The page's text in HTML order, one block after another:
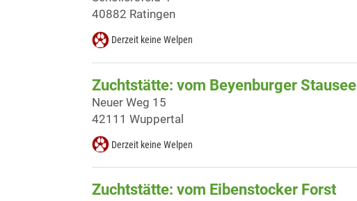
40882 Ratingen
Derzeit keine Welpen
Zuchtstätte: vom Beyenburger Stausee
Neuer Weg 15
42111 Wuppertal
Derzeit keine Welpen
Zuchtstätte: vom Eibenstocker Forst